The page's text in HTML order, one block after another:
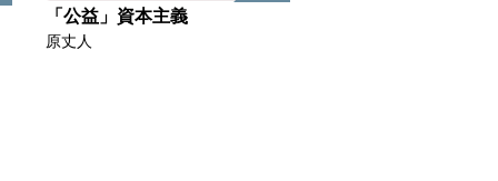
「公益」資本主義
原丈人